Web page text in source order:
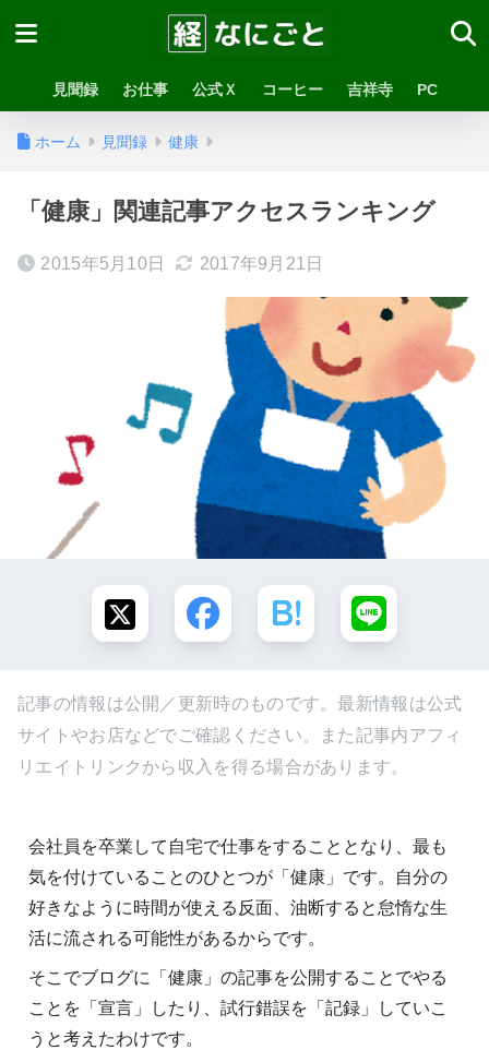
見聞録 お仕事 公式Ｘ コーヒー 吉祥寺 PC
ホーム 見聞録 健康
「健康」関連記事アクセスランキング
2015年5月10日 2017年9月21日
記事の情報は公開／更新時のものです。最新情報は公式
サイトやお店などでご確認ください。また記事内アフィ
リエイトリンクから収入を得る場合があります。
会社員を卒業して自宅で仕事をすることとなり、最も
気を付けていることのひとつが「健康」です。自分の
好きなように時間が使える反面、油断すると怠惰な生
活に流される可能性があるからです。
そこでブログに「健康」の記事を公開することでやる
ことを「宣言」したり、試行錯誤を「記録」していこ
うと考えたわけです。